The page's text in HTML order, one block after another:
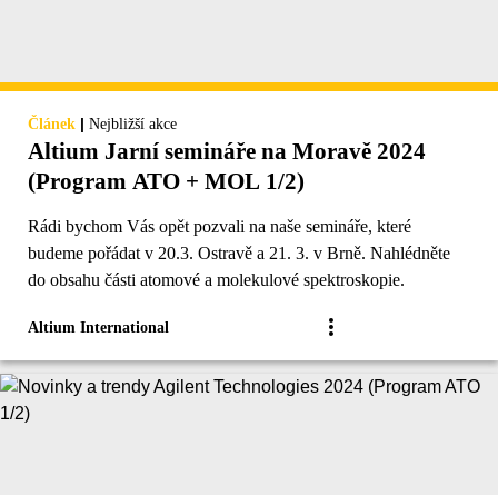
Článek | Nejbližší akce
Altium Jarní semináře na Moravě 2024
(Program ATO + MOL 1/2)
Rádi bychom Vás opět pozvali na naše semináře, které
budeme pořádat v 20.3. Ostravě a 21. 3. v Brně. Nahlédněte
do obsahu části atomové a molekulové spektroskopie.
Altium International